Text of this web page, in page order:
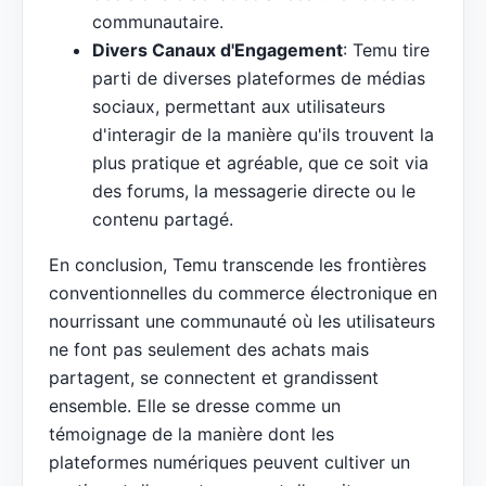
communautaire.
Divers Canaux d'Engagement: Temu tire
parti de diverses plateformes de médias
sociaux, permettant aux utilisateurs
d'interagir de la manière qu'ils trouvent la
plus pratique et agréable, que ce soit via
des forums, la messagerie directe ou le
contenu partagé.
En conclusion, Temu transcende les frontières
conventionnelles du commerce électronique en
nourrissant une communauté où les utilisateurs
ne font pas seulement des achats mais
partagent, se connectent et grandissent
ensemble. Elle se dresse comme un
témoignage de la manière dont les
plateformes numériques peuvent cultiver un